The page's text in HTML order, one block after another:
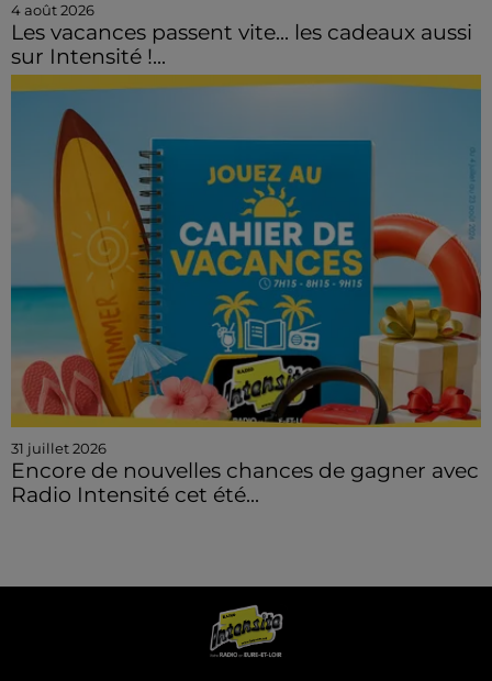
4 août 2026
Les vacances passent vite... les cadeaux aussi
sur Intensité !...
31 juillet 2026
Encore de nouvelles chances de gagner avec
Radio Intensité cet été...